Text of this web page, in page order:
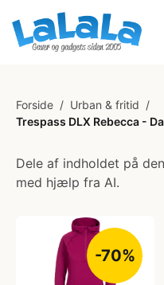
Forside / Urban & fritid /
Trespass DLX Rebecca -
Dele af indholdet på
med hjælp fra AI.
-70%